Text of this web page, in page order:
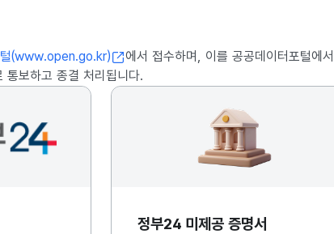
(www.open.go.kr)
에서 접수하며, 이를 공공데이터포털에서
통보하고 종결 처리됩니다.
정부24 미제공 증명서